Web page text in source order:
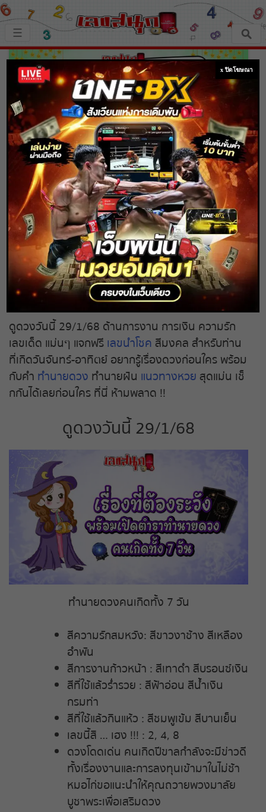
หน้าหลัก
เลขเด็ด
ตรวจเลขสนุก
เลขสนุกมงคล
เลขสนุกคนดัง
เลขสนุกความเชื่อ
หวยสด
ถ่ายทอดสดหวยรัฐบาล
ถ่ายทอดสดหวยออมสิน
ถ่ายทอดสดหวย ธกส.
ถ่ายทอดสดหวยลาว
ถ่ายทอดสดหวยฮานอยพิเศษ
ถ่ายทอดสดหวยมาเลย์
ถ่ายทอดสดหวยญีปุ่น
ถ่ายทอดสดหวยไต้หวัน
ถ่ายทอดสดหวยกัมพูชา
หวยหุ้นสด
หวยหุ้นไทย เย็น
หวยหุ้นเกาหลี
หวยหุ้นนิเคอิ เช้า
หวยหุ้นนิเคอิ บ่าย
หวยหุ้นฮั่งเส็ง เช้า
×
☰
ดูดวงวันนี้ 29/1/68 ดวงการงาน การเงิน
ความรัก พร้อมเคล็ดลับเสริมดวงให้ปัง แบบ
ฟรีๆ ไม่ต้องเสียเงิน !!
Home
เลขสนุกมงคล
ดูดวงวันนี้ 29/1/68 ดวงการงาน การเงิน ความ
รัก พร้อมเคล็ดลับเสริมดวงให้ปัง แบบฟรีๆ ไม่ต้อง
เสียเงิน !!
บัวลอย ไข่หวาน
29 ม.ค. 2568
ดูดวงวันนี้ 29/1/68 ด้านการงาน การเงิน ความรัก
เลขเด็ด แม่นๆ แจกฟรี เลขนำโชค สีมงคล สำหรับท่าน
ที่เกิดวันจันทร์-อาทิตย์ อยากรู้เรื่องดวงก่อนใคร พร้อม
กับคำ ทำนายดวง ทำนายฝัน แนวทางหวย สุดแม่น เช็
กกันได้เลยก่อนใคร ที่นี่ ห้ามพลาด !!
ดูดวงวันนี้ 29/1/68
ทำนายดวงคนเกิดทั้ง 7 วัน
สีความรักสมหวัง: สีขาวงาช้าง สีเหลือง
อำพัน
สีการงานก้าวหน้า : สีเทาดำ สีบรอนซ์เงิน
สีที่ใช้แล้วร่ำรวย : สีฟ้าอ่อน สีน้ำเงิน
กรมท่า
สีที่ใช้แล้วกินแห้ว : สีชมพูเข้ม สีบานเย็น
เลขนี้สิ … เฮง !!! : 2, 4, 8
ดวงโดดเด่น คนเกิดปีขาลกำลังจะมีข่าวดี
ทั้งเรื่องงานและการลงทุนเข้ามาในไม่ช้า
หมอไก่ขอแนะนำให้คุณถวายพวงมาลัย
บูชาพระเพื่อเสริมดวง
x ปิดโฆษณา